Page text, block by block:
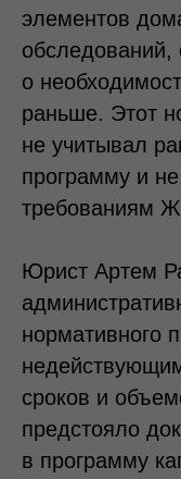
элементов
обследований,
о
раньше. Этот
не учитывал
программу и
требованиям
Юрист Артем
нормативного
сроков и
предстояло
в программу